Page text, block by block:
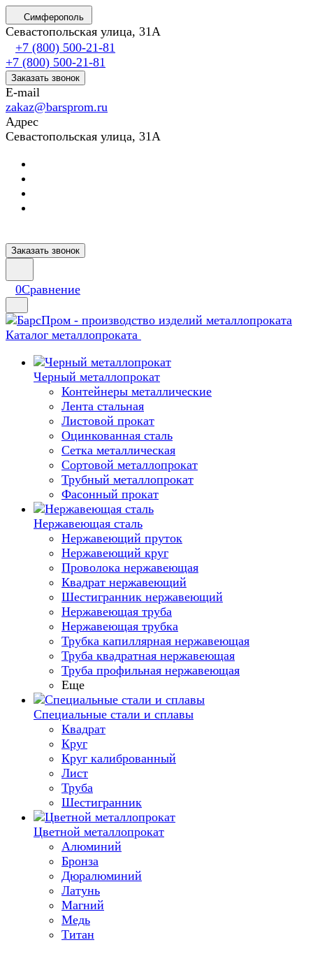
Симферополь
Севастопольская улица, 31А
+7 (800) 500-21-81
+7 (800) 500-21-81
Заказать звонок
E-mail
zakaz@barsprom.ru
Адрес
Севастопольская улица, 31А
Заказать звонок
0Сравнение
Каталог металлопроката
Черный металлопрокат
Контейнеры металлические
Лента стальная
Листовой прокат
Оцинкованная сталь
Сетка металлическая
Сортовой металлопрокат
Трубный металлопрокат
Фасонный прокат
Нержавеющая сталь
Нержавеющий пруток
Нержавеющий круг
Проволока нержавеющая
Квадрат нержавеющий
Шестигранник нержавеющий
Нержавеющая труба
Нержавеющая трубка
Трубка капиллярная нержавеющая
Труба квадратная нержавеющая
Труба профильная нержавеющая
Еще
Специальные стали и сплавы
Квадрат
Круг
Круг калиброванный
Лист
Труба
Шестигранник
Цветной металлопрокат
Алюминий
Бронза
Дюралюминий
Латунь
Магний
Медь
Титан